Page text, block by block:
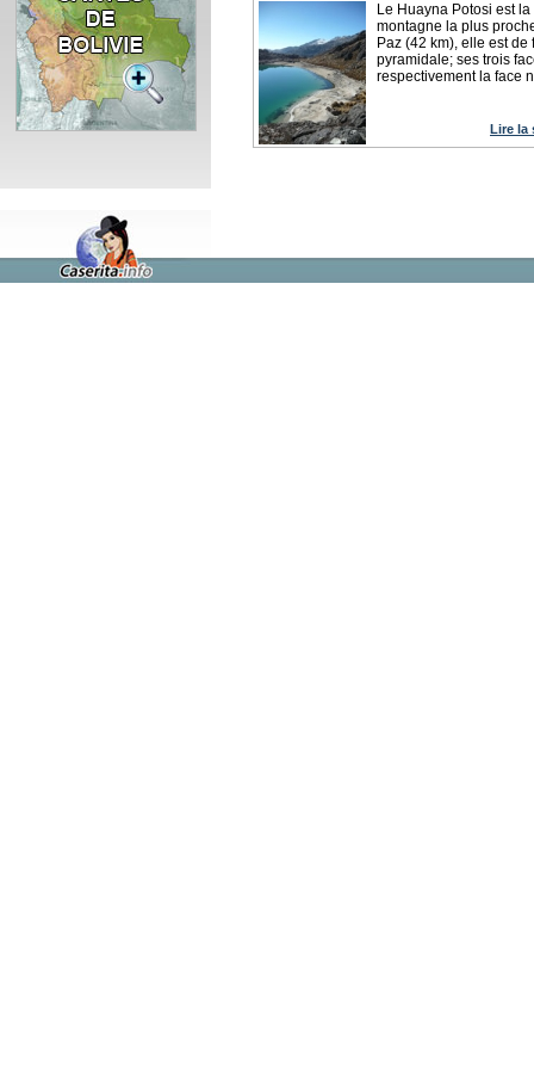
Le Huayna Potosi est la
montagne la plus
Paz (42 km), elle est de
pyramidale; ses trois
respectivement la face
Lire la